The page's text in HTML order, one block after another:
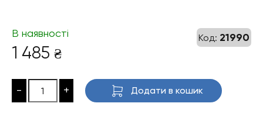
Код: 21990
В наявності
1 485 ₴
- + Додати в кошик